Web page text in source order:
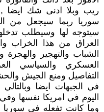
ريب وبلا ادنى شك ايضا
سوريا ربما سيجعل من
سيتوجه لها وسيطلب
العراق من هذا الخراب
الشباب والتهجير والهجرة
العسكري والسياسي
التفاصيل ومنع الجيش
في الجبهات ايضا
اليوم في امريكا نفسها
وما كانت تفعله في